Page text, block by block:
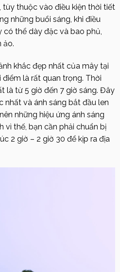
tùy thuộc vào điều kiện thời tiết
những buổi sáng, khi điều
thể dày đặc và bao phủ,
ảo.
khắc đẹp nhất của mây tại
là rất quan trọng. Thời
là từ 5 giờ đến 7 giờ sáng. Đây
và ánh sáng bắt đầu len
những hiệu ứng ánh sáng
vì thế, bạn cần phải chuẩn bị
2 giờ – 2 giờ 30 để kịp ra địa